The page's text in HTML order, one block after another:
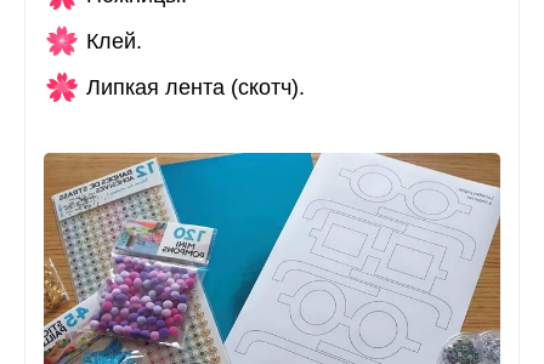
Клей.
Липкая лента (скотч).